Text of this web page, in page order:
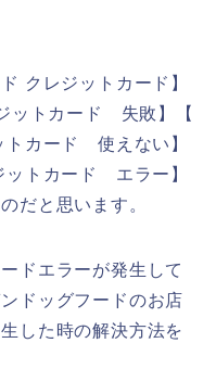
クレジットカード】
ットカード 失敗】【
トカード 使えない】
ットカード エラー】
だと思います。
ドエラーが発生して
ドッグフードのお店
した時の解決方法を